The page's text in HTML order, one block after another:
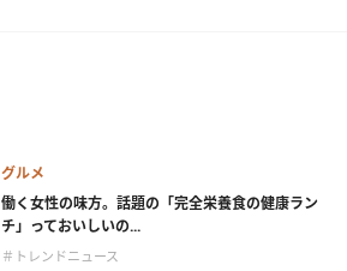
グルメ
働く女性の味方。話題の「完全栄養食の健康ラン
チ」っておいしいの...
＃トレンドニュース